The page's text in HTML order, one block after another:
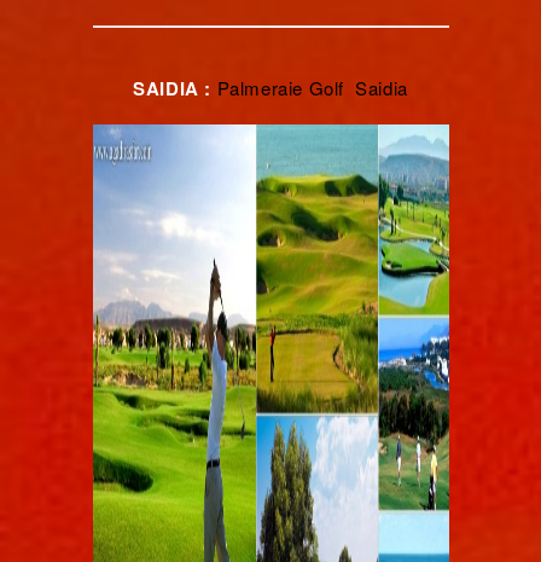
SAIDIA : Palmeraie Golf Saidia